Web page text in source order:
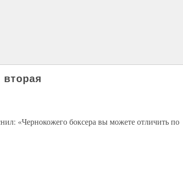
«Чернокожего боксера вы можете отличить по